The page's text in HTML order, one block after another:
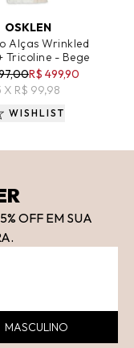
AO CARRINHO
OSKLEN
Alças Wrinkled
Tricoline - Bege
R$ 499,90
X R$ 99,98
WISHLIST
% OFF EM SUA
MASCULINO